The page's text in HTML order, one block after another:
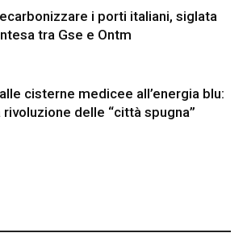
i porti italiani, siglata
tra Gse e Ontm
cisterne medicee all’energia blu:
rivoluzione delle “città spugna”